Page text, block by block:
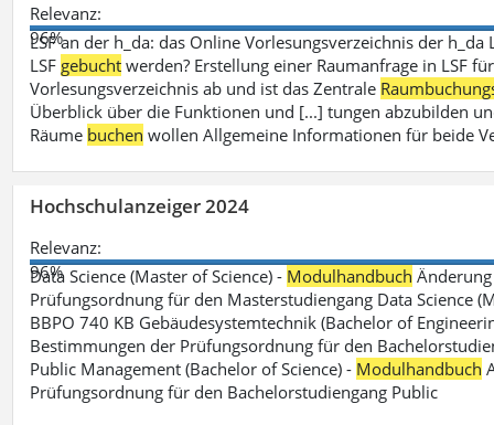
Relevanz:
96%
LSF an der h_da: das Online Vorlesungsverzeichnis der h_da
LSF gebucht werden? Erstellung einer Raumanfrage in LSF
Vorlesungsverzeichnis ab und ist das Zentrale
Überblick über die Funktionen und [...] tungen abzubilden
Räume buchen wollen Allgemeine Informationen für beide
Hochschulanzeiger 2024
Relevanz:
96%
Data Science (Master of Science) - Modulhandbuch
Prüfungsordnung für den Masterstudiengang Data Science
BBPO 740 KB Gebäudesystemtechnik (Bachelor of
Bestimmungen der Prüfungsordnung für den
Public Management (Bachelor of Science) - Modulhandbuch
Prüfungsordnung für den Bachelorstudiengang Public